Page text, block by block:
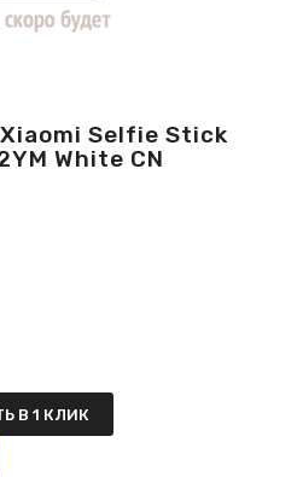
Selfie Stick
White CN
В 1 КЛИК